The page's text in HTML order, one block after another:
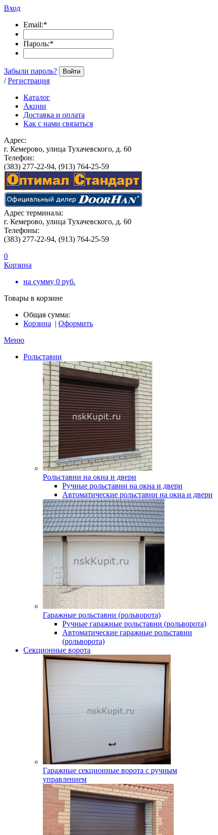
Вход
Email:*
Пароль:*
Забыли пароль? Войти
/ Регистрация
Каталог
Акции
Доставка и оплата
Как с нами связаться
Адрес:
г. Кемерово, улица Тухачевского, д. 60
Телефон:
(383) 277-22-94, (913) 764-25-59
Адрес терминала:
г. Кемерово, улица Тухачевского, д. 60
Телефоны:
(383) 277-22-94, (913) 764-25-59
0
Корзина
на сумму 0 руб.
Товары в корзине
Общая сумма:
Корзина | Оформить
Меню
Рольставни
Рольставни на окна и двери
Ручные рольставни на окна и двери
Автоматические рольставни на окна и двери
Гаражные рольставни (рольворота)
Ручные гаражные рольставни (рольворота)
Автоматические гаражные рольставни
(рольворота)
Секционные ворота
Гаражные секционные ворота с ручным
управлением